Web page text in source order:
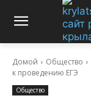
Домой Общество
к проведению ЕГЭ
Общество